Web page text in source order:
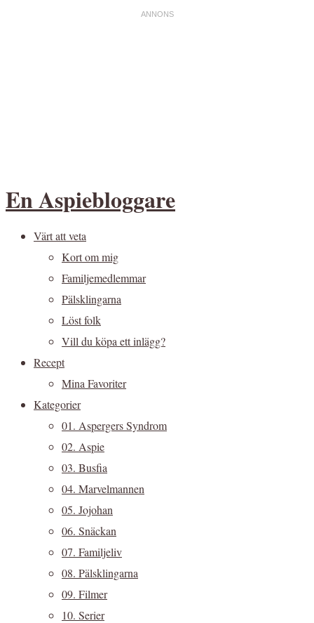
En Aspiebloggare
Värt att veta
Kort om mig
Familjemedlemmar
Pälsklingarna
Löst folk
Vill du köpa ett inlägg?
Recept
Mina Favoriter
Kategorier
01. Aspergers Syndrom
02. Aspie
03. Busfia
04. Marvelmannen
05. Jojohan
06. Snäckan
07. Familjeliv
08. Pälsklingarna
09. Filmer
10. Serier